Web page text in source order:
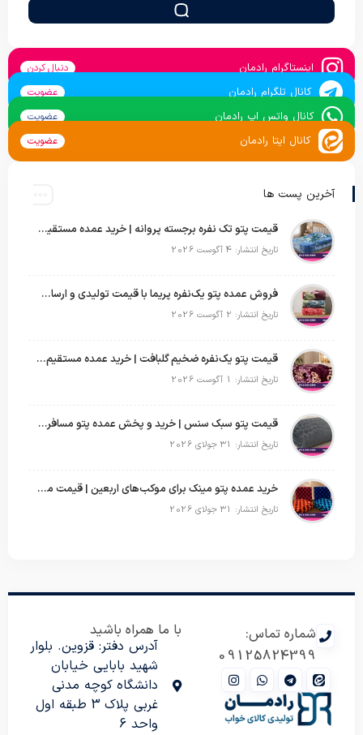
اینستاگرام رادمان دنبال کردن
کانال تلگرام رادمان عضویت
کانال واتس اپ رادمان عضویت
کانال ایتا رادمان عضویت
آخرین پست ها
قیمت پتو تک نفره برجسته پروانه | خرید عمده مستقیم با بهترین قیمت بازار
تاریخ انتشار: 4 آگوست 2026
فروش عمده پتو یک‌نفره پریما با قیمت تولیدی و ارسال به سراسر کشور
تاریخ انتشار: 2 آگوست 2026
قیمت پتو یک‌نفره ضخیم گلبافت | خرید عمده مستقیم با بهترین قیمت
تاریخ انتشار: 1 آگوست 2026
قیمت پتو سبک سنس | خرید و پخش عمده پتو مسافرتی Sense
تاریخ انتشار: 31 جولای 2026
خرید عمده پتو مینک برای موکب‌های اربعین | قیمت مناسب و ارسال سریع
تاریخ انتشار: 31 جولای 2026
شماره تماس:
09125824399
با ما همراه باشید
آدرس دفتر: قزوین. بلوار
شهید بابایی خیابان
دانشگاه کوچه مدنی
غربی پلاک 3 طبقه اول
واحد 6